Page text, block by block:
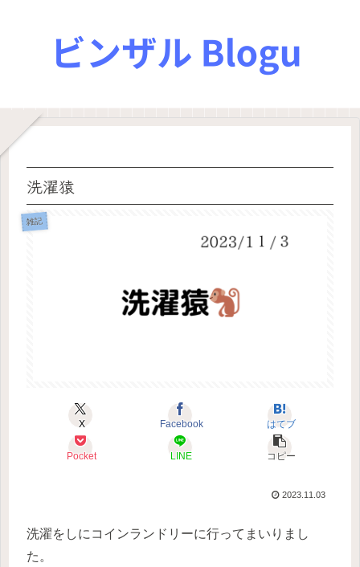
洗濯猿
雑記
X Facebook はてブ
Pocket LINE コピー
2023.11.03
洗濯をしにコインランドリーに行ってまいりまし
た。